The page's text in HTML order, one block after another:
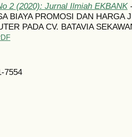
2 (2020): Jurnal Ilmiah EKBANK
BIAYA PROMOSI DAN HARGA
PADA CV. BATAVIA
7554